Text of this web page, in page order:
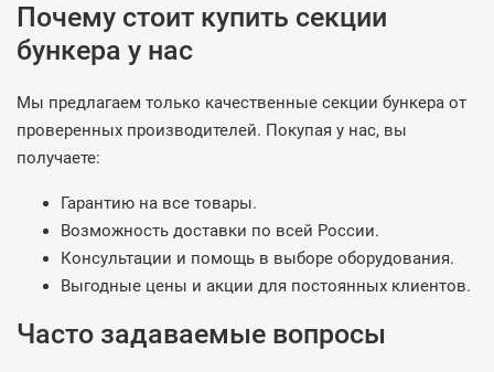
Почему стоит купить секции
бункера у нас
Мы предлагаем только качественные секции бункера от
проверенных производителей. Покупая у нас, вы
получаете:
Гарантию на все товары.
Возможность доставки по всей России.
Консультации и помощь в выборе оборудования.
Выгодные цены и акции для постоянных клиентов.
Часто задаваемые вопросы